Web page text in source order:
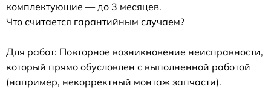
комплектующие — до 3 месяцев.
Что считается гарантийным случаем?
Для работ: Повторное возникновение неисправности,
который прямо обусловлен с выполненной работой
(например, некорректный монтаж запчасти).